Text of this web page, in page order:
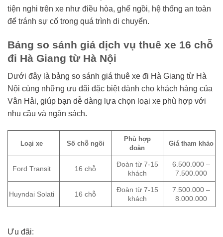
tiện nghi trên xe như điều hòa, ghế ngồi, hệ thống an toàn
để tránh sự cố trong quá trình di chuyển.
Bảng so sánh giá dịch vụ thuê xe 16 chỗ
đi Hà Giang từ Hà Nội
Dưới đây là bảng so sánh giá thuê xe đi Hà Giang từ Hà
Nội cùng những ưu đãi đặc biệt dành cho khách hàng của
Vân Hải, giúp bạn dễ dàng lựa chọn loại xe phù hợp với
nhu cầu và ngân sách.
Loại xe Số chỗ ngồi
Phù hợp
đoàn
Giá tham khảo
Ford Transit 16 chỗ
Đoàn từ 7-15
khách
6.500.000 –
7.500.000
Huyndai Solati 16 chỗ
Đoàn từ 7-15
khách
7.500.000 –
8.000.000
Ưu đãi: